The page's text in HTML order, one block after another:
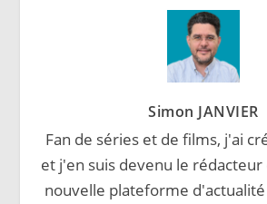
Simon JANVIER
Fan de séries et de films, j'ai
et j'en suis devenu le
nouvelle plateforme